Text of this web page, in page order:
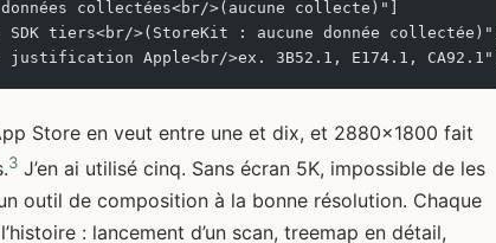
collectées<br/>(aucune collecte)"]
tiers<br/>(StoreKit : aucune donnée collectée)"]
Apple<br/>ex. 3B52.1, E174.1, CA92.1"]
Store en veut entre une et dix, et 2880x1800 fait
3 J’en ai utilisé cinq. Sans écran 5K, impossible de les
outil de composition à la bonne résolution. Chaque
: lancement d’un scan, treemap en détail,